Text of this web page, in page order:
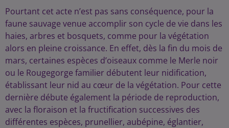
Pourtant cet acte n’est pas sans conséquence, pour la
faune sauvage venue accomplir son cycle de vie dans les
haies, arbres et bosquets, comme pour la végétation
alors en pleine croissance. En effet, dès la fin du mois de
mars, certaines espèces d’oiseaux comme le Merle noir
ou le Rougegorge familier débutent leur nidification,
établissant leur nid au cœur de la végétation. Pour cette
dernière débute également la période de reproduction,
avec la floraison et la fructification successives des
différentes espèces, prunellier, aubépine, églantier,